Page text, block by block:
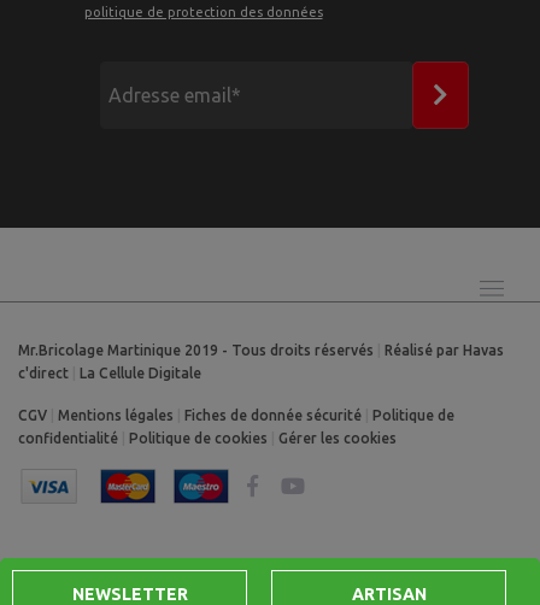
politique de protection des données
Mr.Bricolage Martinique 2019 - Tous droits réservés
Réalisé par Havas
c'direct
La Cellule Digitale
CGV Mentions légales Fiches de donnée sécurité
Politique de
confidentialité
Politique de cookies Gérer les cookies
NEWSLETTER ARTISAN